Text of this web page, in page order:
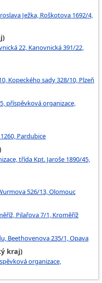
Ježka, Roškotova 1692/4,
22, Kanovnická 391/22,
Kopeckého sady 328/10, Plzeň
příspěvková organizace,
Pardubice
třída Kpt. Jaroše 1890/45,
526/13, Olomouc
Pilařova 7/1, Kroměříž
Beethovenova 235/1, Opava
kraj)
organizace,